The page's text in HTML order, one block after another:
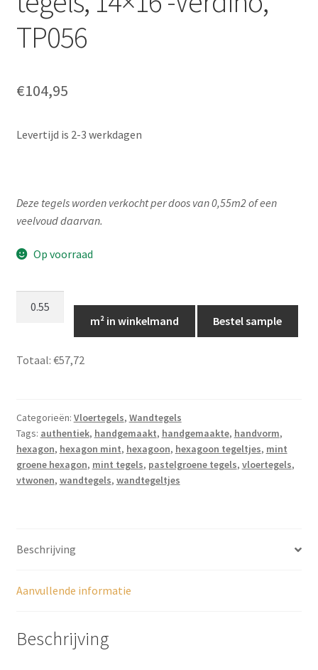
TP056
€104,95
Levertijd is 2-3 werkdagen
Deze tegels worden verkocht per doos van 0,55m2 of een
veelvoud daarvan.
Op voorraad
aantal
m² in winkelmand Bestel sample
Totaal: €57,72
Categorieën: Vloertegels, Wandtegels
Tags: authentiek, handgemaakt, handgemaakte, handvorm,
hexagon, hexagon mint, hexagoon, hexagoon tegeltjes, mint
groene hexagon, mint tegels, pastelgroene tegels, vloertegels,
vtwonen, wandtegels, wandtegeltjes
Beschrijving
Aanvullende informatie
Beschrijving